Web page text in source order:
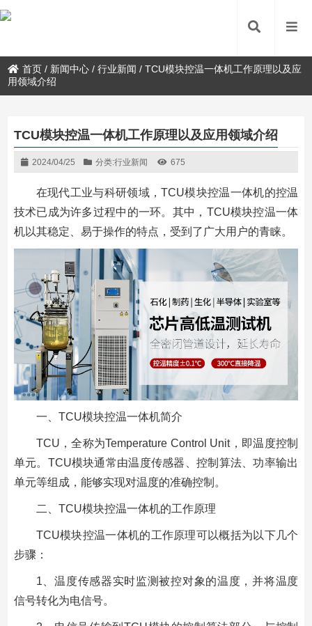
首页 / 新闻中心 /行业新闻 /TCU模块控温一体机工作原理以及应
用领域介绍
TCU模块控温一体机工作原理以及应用领域介绍
2024/04/25 分类:行业新闻 675
在现代工业与科研领域，TCU模块控温一体机的控温
技术已成为许多过程中的一环。其中，TCU模块控温一体
机以其稳定、易于操作的特点，受到了广大用户的青睐。
一、TCU模块控温一体机简介
TCU，全称为Temperature Control Unit，即温度控制
单元。TCU模块通常由温度传感器、控制算法、功率输出
单元等组成，能够实现对温度的准确控制。
二、TCU模块控温一体机的工作原理
TCU模块控温一体机的工作原理可以概括为以下几个
步骤：
1、温度传感器实时监测被控对象的温度，并将温度
信号转化为电信号。